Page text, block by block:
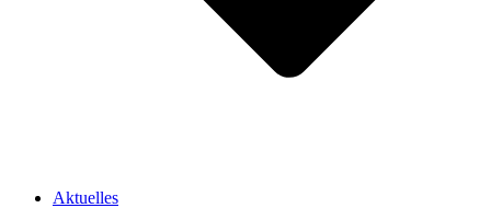
Aktuelles